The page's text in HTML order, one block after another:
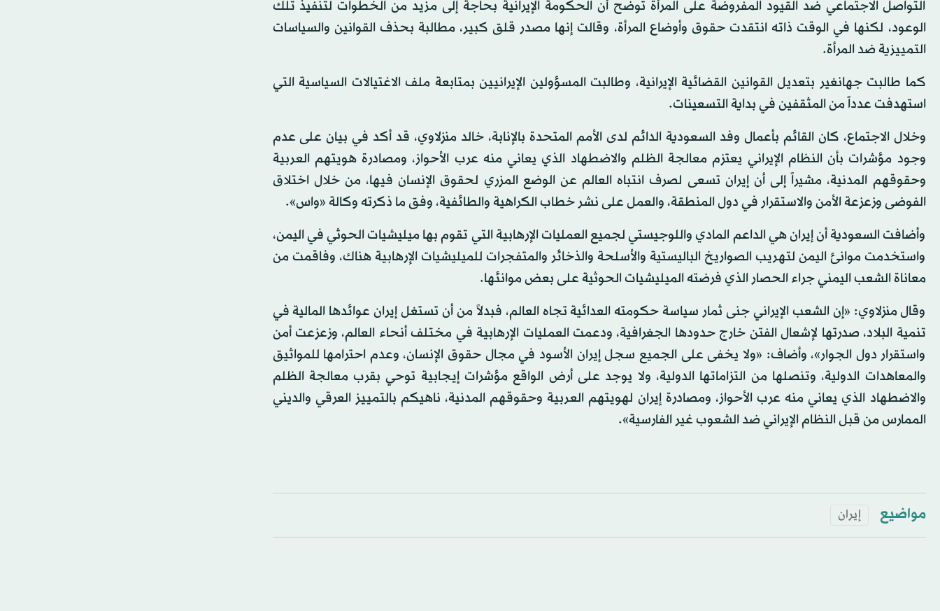
التواصل الاجتماعي ضد القيود المفروضة على المرأة توضح أن الحكومة الإيرانية بحاجة إلى مزيد من الخطوات لتنفيذ تلك
الوعود، لكنها في الوقت ذاته انتقدت حقوق وأوضاع المرأة، وقالت إنها مصدر قلق كبير، مطالبة بحذف القوانين والسياسات
التمييزية ضد المرأة.
كما طالبت جهانغير بتعديل القوانين القضائية الإيرانية، وطالبت المسؤولين الإيرانيين بمتابعة ملف الاغتيالات السياسية التي
استهدفت عدداً من المثقفين في بداية التسعينات.
وخلال الاجتماع، كان القائم بأعمال وفد السعودية الدائم لدى الأمم المتحدة بالإنابة، خالد منزلاوي، قد أكد في بيان على عدم
وجود مؤشرات بأن النظام الإيراني يعتزم معالجة الظلم والاضطهاد الذي يعاني منه عرب الأحواز، ومصادرة هويتهم العربية
وحقوقهم المدنية، مشيراً إلى أن إيران تسعى لصرف انتباه العالم عن الوضع المزري لحقوق الإنسان فيها، من خلال اختلاق
الفوضى وزعزعة الأمن والاستقرار في دول المنطقة، والعمل على نشر خطاب الكراهية والطائفية، وفق ما ذكرته وكالة «واس».
وأضافت السعودية أن إيران هي الداعم المادي واللوجيستي لجميع العمليات الإرهابية التي تقوم بها ميليشيات الحوثي في اليمن،
واستخدمت موانئ اليمن لتهريب الصواريخ الباليستية والأسلحة والذخائر والمتفجرات للميليشيات الإرهابية هناك، وفاقمت من
معاناة الشعب اليمني جراء الحصار الذي فرضته الميليشيات الحوثية على بعض موانئها.
وقال منزلاوي: «إن الشعب الإيراني جنى ثمار سياسة حكومته العدائية تجاه العالم، فبدلاً من أن تستغل إيران عوائدها المالية في
تنمية البلاد، صدرتها لإشعال الفتن خارج حدودها الجغرافية، ودعمت العمليات الإرهابية في مختلف أنحاء العالم، وزعزعت أمن
واستقرار دول الجوار»، وأضاف: «ولا يخفى على الجميع سجل إيران الأسود في مجال حقوق الإنسان، وعدم احترامها للمواثيق
والمعاهدات الدولية، وتنصلها من التزاماتها الدولية، ولا يوجد على أرض الواقع مؤشرات إيجابية توحي بقرب معالجة الظلم
والاضطهاد الذي يعاني منه عرب الأحواز، ومصادرة إيران لهويتهم العربية وحقوقهم المدنية، ناهيكم بالتمييز العرقي والديني
الممارس من قبل النظام الإيراني ضد الشعوب غير الفارسية».
مواضيع إيران